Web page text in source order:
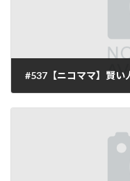
#537【ニコママ】賢い